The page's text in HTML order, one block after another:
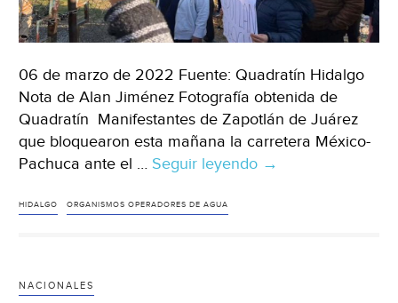
06 de marzo de 2022 Fuente: Quadratín Hidalgo
Nota de Alan Jiménez Fotografía obtenida de
Quadratín Manifestantes de Zapotlán de Juárez
que bloquearon esta mañana la carretera México-
Pachuca ante el … Seguir leyendo Hidalgo-
→
HIDALGO ORGANISMOS OPERADORES DE AGUA
NACIONALES